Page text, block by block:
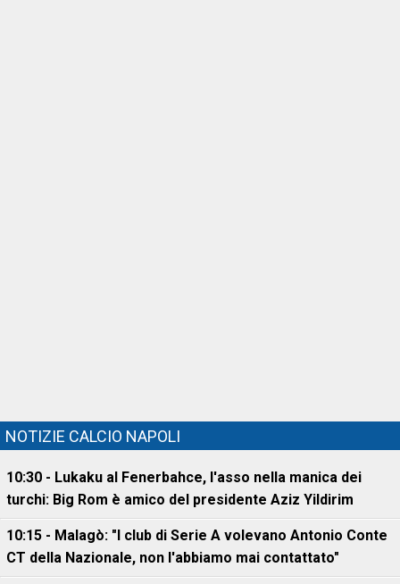
NOTIZIE CALCIO NAPOLI
10:30 - Lukaku al Fenerbahce, l'asso nella manica dei
turchi: Big Rom è amico del presidente Aziz Yildirim
10:15 - Malagò: "I club di Serie A volevano Antonio Conte
CT della Nazionale, non l'abbiamo mai contattato"